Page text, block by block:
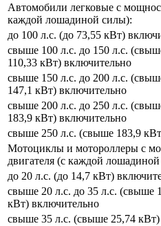
Автомобили легковые с
каждой лошадиной силы):
до 100 л.с. (до 73,55 кВт)
свыше 100 л.с. до 150 л.с.
110,33 кВт) включительно
свыше 150 л.с. до 200 л.с.
147,1 кВт) включительно
свыше 200 л.с. до 250 л.с.
183,9 кВт) включительно
свыше 250 л.с. (свыше 183,9
Мотоциклы и мотороллеры с
двигателя (с каждой
до 20 л.с. (до 14,7 кВт)
свыше 20 л.с. до 35 л.с. (свыше
кВт) включительно
свыше 35 л.с. (свыше 25,74 кВт)